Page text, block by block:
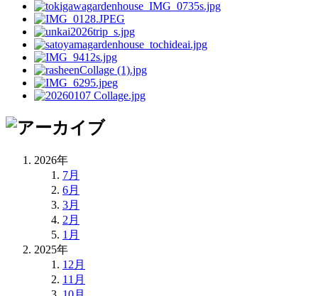
2026年
7月
6月
3月
2月
1月
2025年
12月
11月